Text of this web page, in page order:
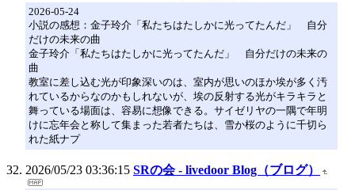
2026-05-24
小説の感想：金子玲介「私たちはたしかに光ってたんだ」 自分
だけの未来の曲
金子玲介「私たちはたしかに光ってたんだ」 自分だけの未来の
曲
教室に差し込む光が印象深いのは、室内が思いのほか埃が多く汚
れているからなのかもしれないが、埃の反射する光がキラキラと
舞っている場面は、容易に想像できる。サイゼリヤの一隅で年明
けに忘年会と称して集まった若者たちは、雪か桜のように千切ら
れた紙ナプ
2026/05/23 03:36:15 SRの会 - livedoor Blog（ブログ）